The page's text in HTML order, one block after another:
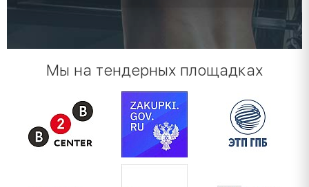
Мы на тендерных площадках